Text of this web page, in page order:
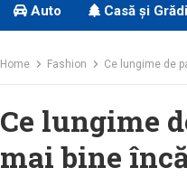
Auto Casă și
Home Fashion Ce lungime de
Ce lungime
mai bine